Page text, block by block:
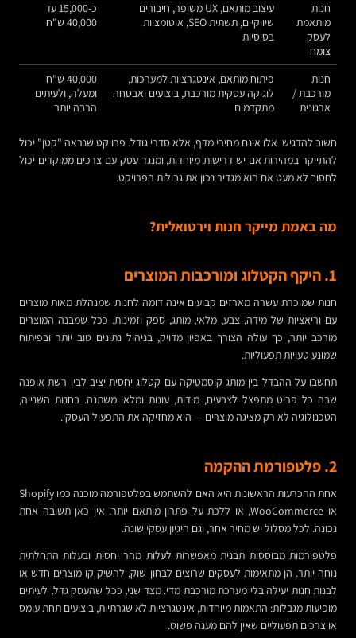
חנות
מותאמת
לעסק
צומח
עיצוב מותאם, UX משופר, חיבורים
שיווקיים, תשתית SEO, אוטומציות
בסיסיות
כ-15,000 עד
40,000 ש"ח
חנות
מורכבת /
ארגונית
פיתוח מותאם, אינטגרציות למערכות,
לוגיקה עסקית מורכבת, ביצועים ואבטחה
מתקדמים
40,000 ש"ח
ומעלה, ולעיתים
הרבה יותר
חשוב להדגיש: אלו אינם מחירי מדף, אלא סדרי גודל. פרויקט שנראה "קטן" יכול
להתייקר במהירות אם יש דרישות מיוחדות, ומנגד עסק עם צרכים ממוקדים יכול
לחסוך לא מעט אם הוא מגדיר נכון את גבולות הפרויקט.
מה באמת מייקר חנות וירטואלית?
1. היקף הקטלוג ומורכבות המוצרים
חנות שמוכרת עשרה מארזים קבועים אינה דומה לחנות שמנהלת מאות מוצרים
עם וריאציות של מידה, צבע, מלאי, מותג, ספק וזמינות. ככל שמבנה המוצרים
מורכב יותר, כך עולה הצורך באפיון מדויק, בניהול נתונים טוב יותר ובפיתוח
שמונע טעויות תפעוליות.
תחשבו על ההבדל בין מותג קוסמטיקה עם קטלוג יחסית יציב לבין רשת אופנה
שבה כל פריט מתפצל לצבעים, מידות, עונות ומלאי משתנה. בחנות השנייה,
הטכנולוגיה לא רק מציגה מוצרים — היא מחזיקה את התפעול העסקי.
2. פלטפורמת ההקמה
אחת ההכרעות הראשונות היא האם להשתמש בפלטפורמה מוכנה כמו Shopify
או WooCommerce, או ללכת על פתרון מותאם יותר. אין כאן תשובה אחת
נכונה. לכל מסלול יש מחיר אחר, וגם היגיון עסקי שונה.
פלטפורמות מבוססות תבנית מאפשרות לעלות מהר יחסית ובעלות התחלתית
נוחה יותר. הן מתאימות לעסקים שרוצים לבחון שוק, להשיק קו מוצרים חדש או
לבנות חנות יעילה בלי מערכת מורכבת מדי. מצד שני, ככל שהעסק גדל, לעיתים
מופיעות מגבלות: התאמות מיוחדות, אינטגרציות לא שגרתיות, ביצועים תחת עומס
או צרכים תפעוליים שאין להם מענה פשוט.